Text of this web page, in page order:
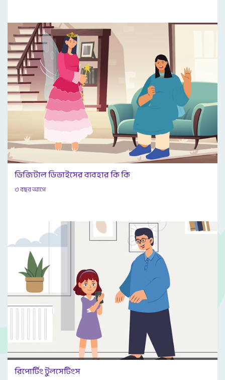
ডিজিটাল ডিভাইসের ব্যবহার কি কি
৩ বছর আগে
রিপোর্টিং টুলসেটিংস